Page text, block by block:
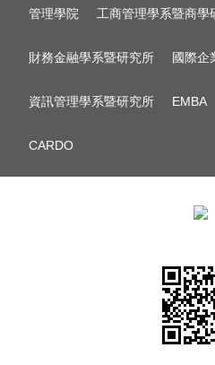
管理學院 工商管理學系暨商學
財務金融學系暨研究所 國際企
資訊管理學系暨研究所 EMBA
CARDO